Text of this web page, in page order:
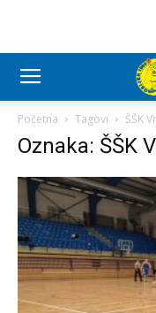
Početna Tagovi ŠŠK
Oznaka: ŠŠK